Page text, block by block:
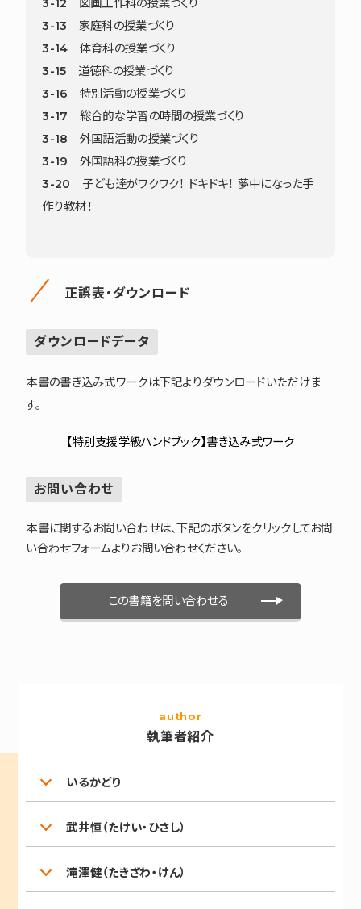
3-12 図画工作科の授業づくり
3-13 家庭科の授業づくり
3-14 体育科の授業づくり
3-15 道徳科の授業づくり
3-16 特別活動の授業づくり
3-17 総合的な学習の時間の授業づくり
3-18 外国語活動の授業づくり
3-19 外国語科の授業づくり
3-20 子ども達がワクワク！ ドキドキ！ 夢中になった手
作り教材！
正誤表・ダウンロード
ダウンロードデータ
本書の書き込み式ワークは下記よりダウンロードいただけま
す。
【特別支援学級ハンドブック】書き込み式ワーク
お問い合わせ
本書に関するお問い合わせは、下記のボタンをクリックしてお問
い合わせフォームよりお問い合わせください。
この書籍を問い合わせる
author
執筆者紹介
いるかどり
武井恒（たけい・ひさし）
滝澤健（たきざわ・けん）